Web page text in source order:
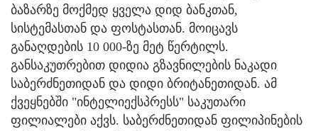
ბაზარზე მოქმედ ყველა დიდ ბანკთან,
სისტემასთან და ფოსტასთან. მოიცავს
განაღდების 10 000-ზე მეტ წერტილს.
განსაკუთრებით დიდია გზავნილების ნაკადი
საბერძნეთიდან და დიდი ბრიტანეთიდან. ამ
ქვეყნებში "ინტელიექსპრესს" საკუთარი
ფილიალები აქვს. საბერძნეთიდან ფილიპინების